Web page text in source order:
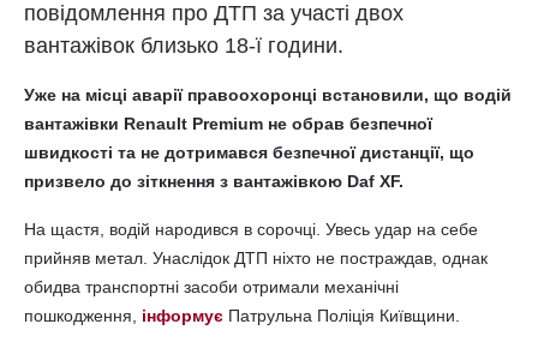
повідомлення про ДТП за участі двох
вантажівок близько 18-ї години.
Уже на місці аварії правоохоронці встановили, що водій
вантажівки Renault Premium не обрав безпечної
швидкості та не дотримався безпечної дистанції, що
призвело до зіткнення з вантажівкою Daf XF.
На щастя, водій народився в сорочці. Увесь удар на себе
прийняв метал. Унаслідок ДТП ніхто не постраждав, однак
обидва транспортні засоби отримали механічні
пошкодження, інформує Патрульна Поліція Київщини.